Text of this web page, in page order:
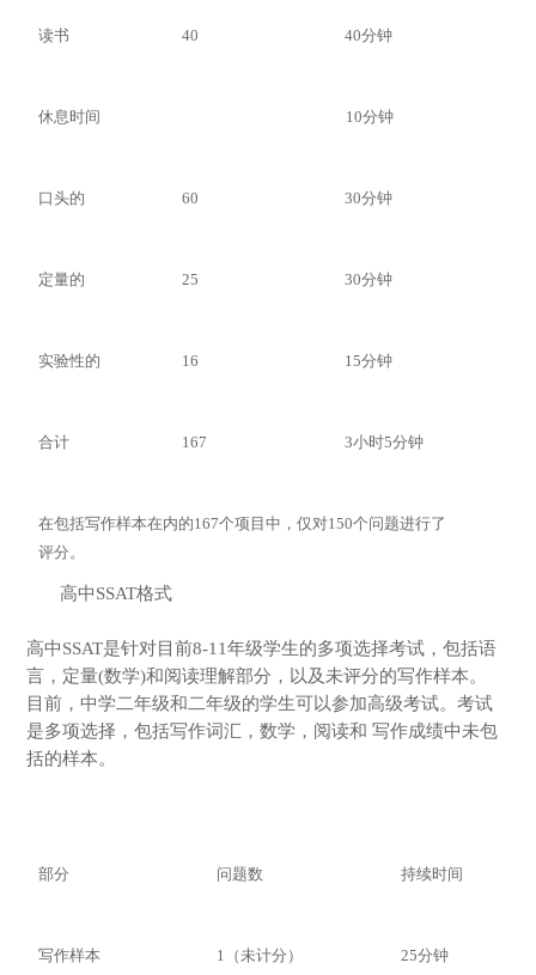
读书 40 40分钟
休息时间 10分钟
口头的 60 30分钟
定量的 25 30分钟
实验性的 16 15分钟
合计 167 3小时5分钟
在包括写作样本在内的167个项目中，仅对150个问题进行了
评分。
高中SSAT格式
高中SSAT是针对目前8-11年级学生的多项选择考试，包括语
言，定量(数学)和阅读理解部分，以及未评分的写作样本。
目前，中学二年级和二年级的学生可以参加高级考试。考试
是多项选择，包括写作词汇，数学，阅读和 写作成绩中未包
括的样本。
部分 问题数 持续时间
写作样本 1（未计分） 25分钟